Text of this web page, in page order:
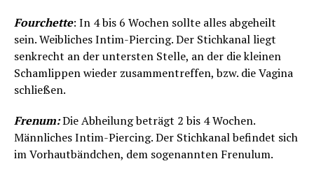
Fourchette: In 4 bis 6 Wochen sollte alles abgeheilt
sein. Weibliches Intim-Piercing. Der Stichkanal liegt
senkrecht an der untersten Stelle, an der die kleinen
Schamlippen wieder zusammentreffen, bzw. die Vagina
schließen.
Frenum:Die Abheilung beträgt 2 bis 4 Wochen.
Männliches Intim-Piercing. Der Stichkanal befindet sich
im Vorhautbändchen, dem sogenannten Frenulum.